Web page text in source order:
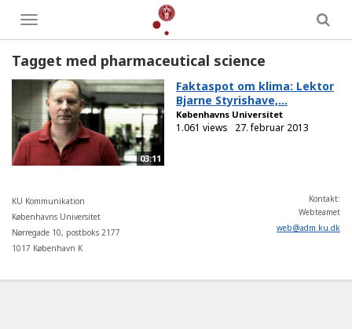
Toggle
menu
Tagget med pharmaceutical science
03:11
Faktaspot om klima: Lektor
Bjarne Styrishave,...
Københavns Universitet
1.061 views 27. februar 2013
KU Kommunikation
Københavns Universitet
Nørregade 10, postboks 2177
1017 København K
Kontakt:
Webteamet
web@adm ku dk